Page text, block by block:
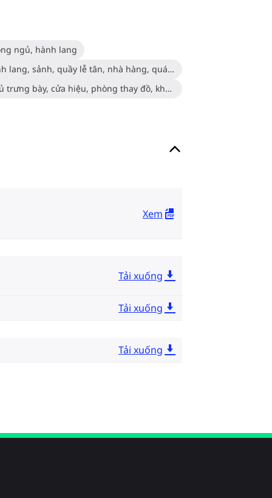
ngủ, hành lang
Khách sạn: Phòng khách, hành lang, sảnh, quầy lễ tân, nhà hàng, quán bar, quán cà phê
Cửa hàng bán lẻ: Triển lãm, tủ trưng bày, cửa hiệu, phòng thay đồ, khu vực thanh toán
Xem
Tải xuống
Tải xuống
Tải xuống